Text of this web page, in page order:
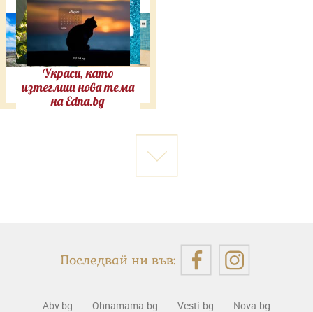
Украси, като
изтеглиш нова тема
на Edna.bg
Последвай ни във:
Abv.bg Ohnamama.bg Vesti.bg Nova.bg